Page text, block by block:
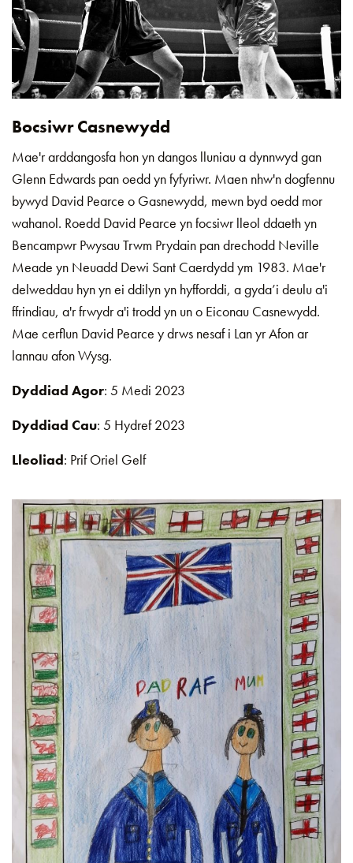
Bocsiwr Casnewydd
Mae'r arddangosfa hon yn dangos lluniau a dynnwyd gan
Glenn Edwards pan oedd yn fyfyriwr. Maen nhw'n dogfennu
bywyd David Pearce o Gasnewydd, mewn byd oedd mor
wahanol. Roedd David Pearce yn focsiwr lleol ddaeth yn
Bencampwr Pwysau Trwm Prydain pan drechodd Neville
Meade yn Neuadd Dewi Sant Caerdydd ym 1983. Mae'r
delweddau hyn yn ei ddilyn yn hyfforddi, a gyda’i deulu a'i
ffrindiau, a'r frwydr a'i trodd yn un o Eiconau Casnewydd.
Mae cerflun David Pearce y drws nesaf i Lan yr Afon ar
lannau afon Wysg.
Dyddiad Agor: 5 Medi 2023
Dyddiad Cau: 5 Hydref 2023
Lleoliad: Prif Oriel Gelf